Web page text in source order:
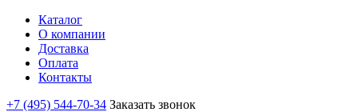
Каталог
О компании
Доставка
Оплата
Контакты
+7 (495) 544-70-34 Заказать звонок